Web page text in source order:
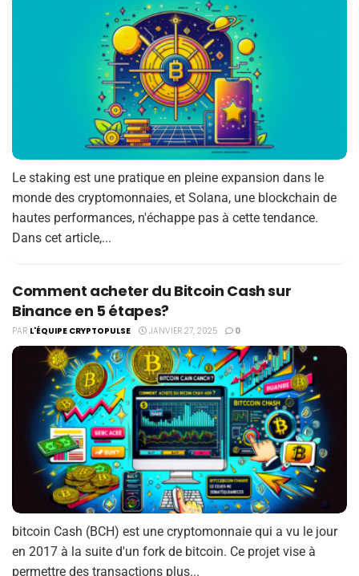
Le staking est une pratique en pleine expansion dans le
monde des cryptomonnaies, et Solana, une blockchain de
hautes performances, n'échappe pas à cette tendance.
Dans cet article,...
Comment acheter du Bitcoin Cash sur
Binance en 5 étapes?
PAR L'ÉQUIPE CRYPTOPULSE JANVIER 27, 2025 0
bitcoin Cash (BCH) est une cryptomonnaie qui a vu le jour
en 2017 à la suite d'un fork de bitcoin. Ce projet vise à
permettre des transactions plus...